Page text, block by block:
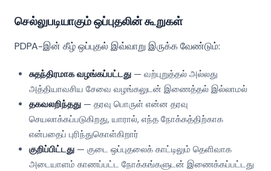
செல்லுபடியாகும் ஒப்புதலின் கூறுகள்
PDPA-இன் கீழ் ஒப்புதல் இவ்வாறு இருக்க வேண்டும்:
சுதந்திரமாக வழங்கப்பட்டது — வற்புறுத்தல் அல்லது
அத்தியாவசிய சேவை வழங்கலுடன் இணைத்தல் இல்லாமல்
தகவலறிந்தது — தரவு பொருள் என்ன தரவு
செயலாக்கப்படுகிறது, யாரால், எந்த நோக்கத்திற்காக
என்பதைப் புரிந்துகொள்கிறார்
குறிப்பிட்டது — குடை ஒப்புதலைக் காட்டிலும் தெளிவாக
அடையாளம் காணப்பட்ட நோக்கங்களுடன் இணைக்கப்பட்டது